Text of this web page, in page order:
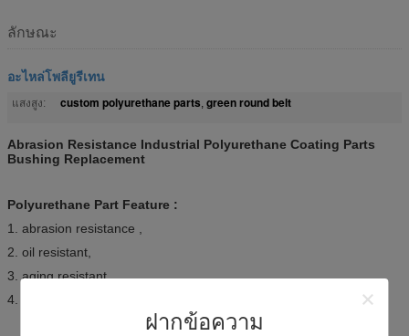
ฝากข้อความ
ลักษณะ
อะไหล่โพลียูรีเทน
แสงสูง: custom polyurethane parts, green round belt
Abrasion Resistance Industrial Polyurethane Coating Parts
Bushing Replacement
Polyurethane Part Feature :
1. abrasion resistance ,
2. oil resistant,
3. aging resistant ,
4. Erosion resistant ,